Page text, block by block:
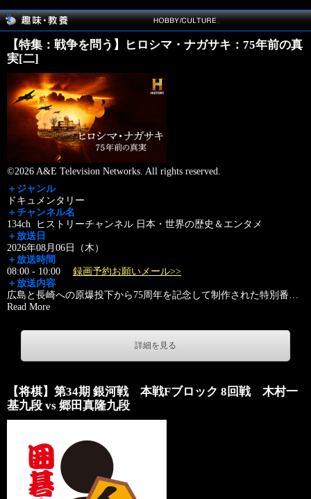
【特集：戦争を問う】ヒロシマ・ナガサキ：75年前の真
実[二]
©2026 A&E Television Networks. All rights reserved.
＋ジャンル
ドキュメンタリー
＋チャンネル名
134ch ヒストリーチャンネル 日本・世界の歴史＆エンタメ
＋放送日
2026年08月06日（木）
＋放送時間
08:00 - 10:00 録画予約お願いメール>>
＋放送内容
広島と長崎への原爆投下から75周年を記念して制作された特別番…
Read More
詳細を見る
【将棋】第34期 銀河戦 本戦Fブロック 8回戦 木村一
基九段 vs 郷田真隆九段